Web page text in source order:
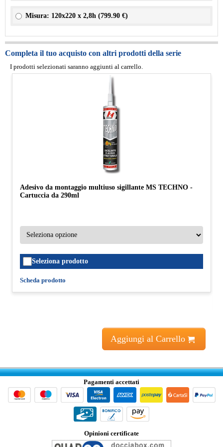
Misura: 120x220 x 2,8h (799.90 €)
Completa il tuo acquisto con altri prodotti della serie
I prodotti selezionati saranno aggiunti al carrello.
Adesivo da montaggio multiuso sigillante MS TECHNO -
Cartuccia da 290ml
Seleziona prodotto
Scheda prodotto
Aggiungi al Carrello
Pagamenti accettati
Opinioni certificate